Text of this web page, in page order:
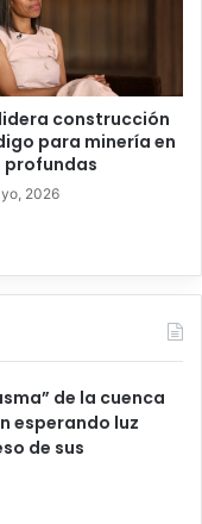
construcción
para minería en
profundas
2026
de la cuenca
esperando luz
de sus